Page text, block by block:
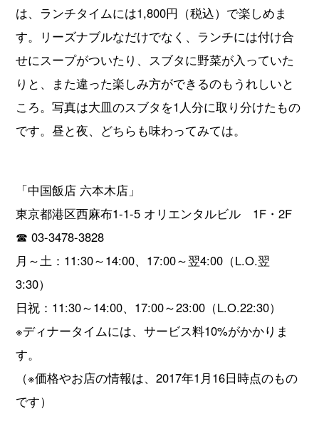
は、ランチタイムには1,800円（税込）で楽しめま
す。リーズナブルなだけでなく、ランチには付け合
せにスープがついたり、スブタに野菜が入っていた
りと、また違った楽しみ方ができるのもうれしいと
ころ。写真は大皿のスブタを1人分に取り分けたもの
です。昼と夜、どちらも味わってみては。
「中国飯店 六本木店」
東京都港区西麻布1-1-5 オリエンタルビル 1F・2F
☎︎ 03-3478-3828
月～土：11:30～14:00、17:00～翌4:00（L.O.翌
3:30）
日祝：11:30～14:00、17:00～23:00（L.O.22:30）
※ディナータイムには、サービス料10%がかかりま
す。
（※価格やお店の情報は、2017年1月16日時点のもの
です）